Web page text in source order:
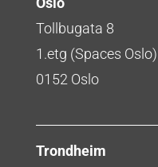
Tollbugata 8
1.etg (Spaces Oslo)
0152 Oslo
Trondheim